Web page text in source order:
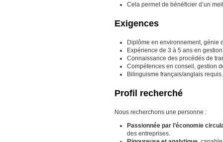
Cela permet de bénéficier d’un
Exigences
Diplôme en environnement, génie
Expérience de 3 à 5 ans en
Connaissance des procédés de
Compétences en conseil, gestion
Bilinguisme français/anglais requis.
Profil recherché
Nous recherchons une personne :
Passionnée par l’économie
des entreprises.